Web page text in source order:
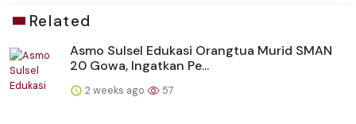
Related
Asmo Sulsel Edukasi Orangtua Murid SMAN
20 Gowa, Ingatkan Pe...
2 weeks ago 57